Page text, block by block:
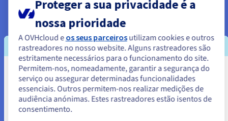
Encriptação
Proteger os dados através de uma encriptação do lado
do servidor, em SSE-C ou SSE-OMK.
Saber mais
Parece que está localizado em
Estados Unidos.
Para encomendar a partir de Estados Unidos, terá de consultar e
Proteger a sua privacidade é a
nossa prioridade
A OVHcloud e os seus parceirosutilizam cookies e outros
rastreadores no nosso website. Alguns rastreadores são
estritamente necessários para o funcionamento do site.
Permitem-nos, nomeadamente, garantir a segurança do
serviço ou assegurar determinadas funcionalidades
essenciais. Outros permitem-nos realizar medições de
audiência anónimas. Estes rastreadores estão isentos de
consentimento.